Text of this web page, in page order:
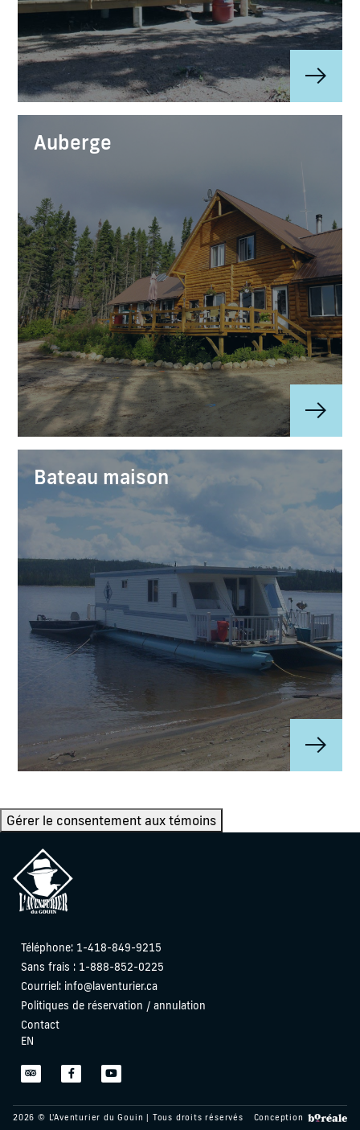
Auberge
Bateau maison
Gérer le consentement aux témoins
Téléphone: 1-418-849-9215
Sans frais : 1-888-852-0225
Courriel: info@laventurier.ca
Politiques de réservation / annulation
Contact
EN
2026 © L'Aventurier du Gouin | Tous droits réservés Conception